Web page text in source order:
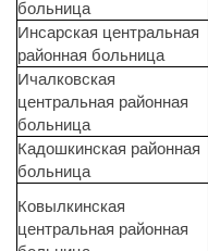
больница
Инсарская центральная
районная больница
Ичалковская
центральная районная
больница
Кадошкинская районная
больница
Ковылкинская
центральная районная